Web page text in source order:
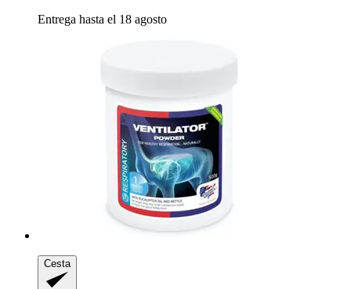
Entrega hasta el 18 agosto
Cesta